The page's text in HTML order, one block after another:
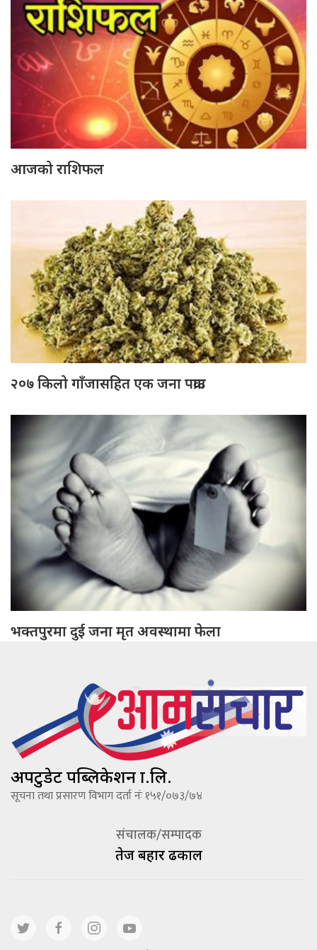
आजको राशिफल
२०७ किलो गाँजासहित एक जना पक्राउ
भक्तपुरमा दुई जना मृत अवस्थामा फेला
अपटुडेट पब्लिकेशन प्रा.लि.
सूचना तथा प्रसारण विभाग दर्ता नंः १५१/०७३/७४
संचालक/सम्पादक
तेज बहादूर ढकाल